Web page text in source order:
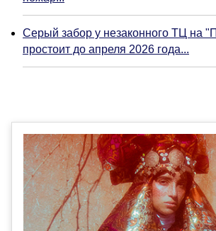
Серый забор у незаконного ТЦ на
простоит до апреля 2026 года...